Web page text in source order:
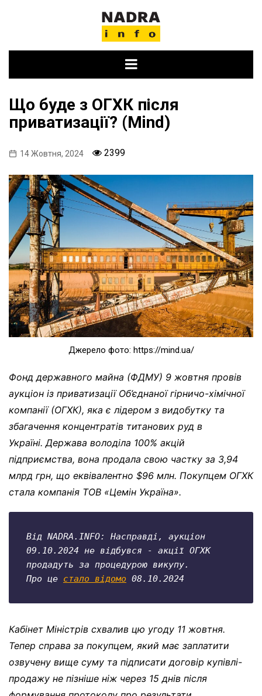
Що буде з ОГХК після
приватизації? (Mind)
14 Жовтня, 2024 2399
Джерело фото: https://mind.ua/
Фонд державного майна (ФДМУ) 9 жовтня провів
аукціон із приватизації Об’єднаної гірничо-хімічної
компанії (ОГХК), яка є лідером з видобутку та
збагачення концентратів титанових руд в
Україні. Держава володіла 100% акцій
підприємства, вона продала свою частку за 3,94
млрд грн, що еквівалентно $96 млн. Покупцем ОГХК
стала компанія ТОВ «Цемін Україна».
Від NADRA.INFO: Насправді, аукціон
09.10.2024 не відбувся - акції ОГХК
продадуть за процедурою викупу.
Про це стало відомо 08.10.2024
Кабінет Міністрів схвалив цю угоду 11 жовтня.
Тепер справа за покупцем, який має заплатити
озвучену вище суму та підписати договір купівлі-
продажу не пізніше ніж через 15 днів після